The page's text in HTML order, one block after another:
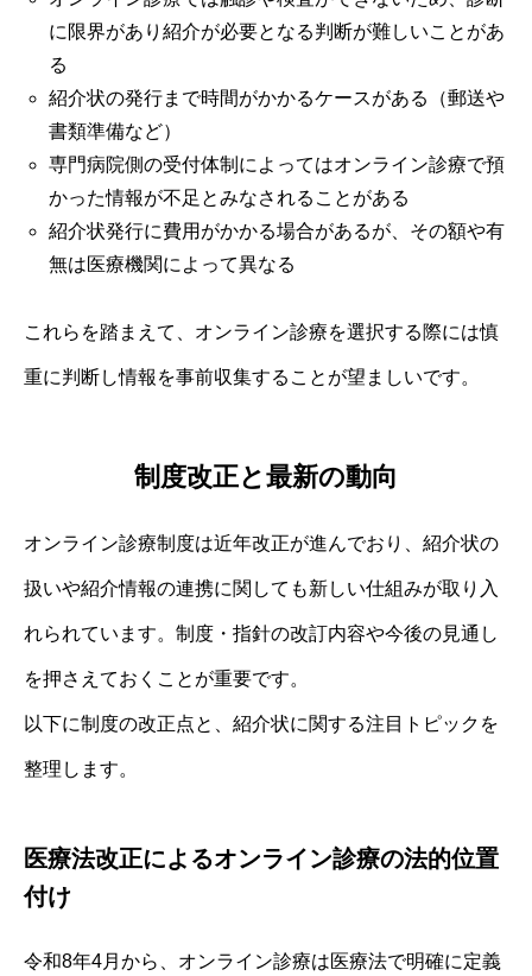
に限界があり紹介が必要となる判断が難しいことがあ
る
紹介状の発行まで時間がかかるケースがある（郵送や
書類準備など）
専門病院側の受付体制によってはオンライン診療で預
かった情報が不足とみなされることがある
紹介状発行に費用がかかる場合があるが、その額や有
無は医療機関によって異なる
これらを踏まえて、オンライン診療を選択する際には慎
重に判断し情報を事前収集することが望ましいです。
制度改正と最新の動向
オンライン診療制度は近年改正が進んでおり、紹介状の
扱いや紹介情報の連携に関しても新しい仕組みが取り入
れられています。制度・指針の改訂内容や今後の見通し
を押さえておくことが重要です。
以下に制度の改正点と、紹介状に関する注目トピックを
整理します。
医療法改正によるオンライン診療の法的位置
付け
令和8年4月から、オンライン診療は医療法で明確に定義